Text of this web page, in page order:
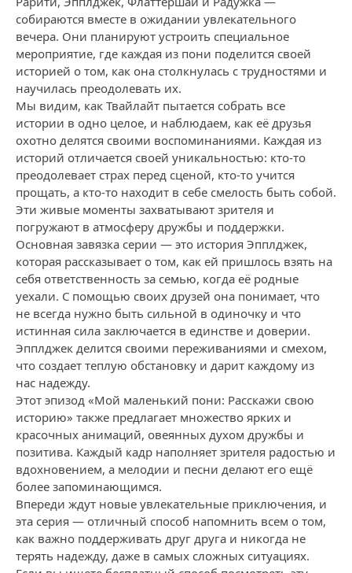
собираются вместе в ожидании увлекательного
вечера. Они планируют устроить специальное
мероприятие, где каждая из пони поделится своей
историей о том, как она столкнулась с трудностями и
научилась преодолевать их.
Мы видим, как Твайлайт пытается собрать все
истории в одно целое, и наблюдаем, как её друзья
охотно делятся своими воспоминаниями. Каждая из
историй отличается своей уникальностью: кто-то
преодолевает страх перед сценой, кто-то учится
прощать, а кто-то находит в себе смелость быть собой.
Эти живые моменты захватывают зрителя и
погружают в атмосферу дружбы и поддержки.
Основная завязка серии — это история Эпплджек,
которая рассказывает о том, как ей пришлось взять на
себя ответственность за семью, когда её родные
уехали. С помощью своих друзей она понимает, что
не всегда нужно быть сильной в одиночку и что
истинная сила заключается в единстве и доверии.
Эпплджек делится своими переживаниями и смехом,
что создает теплую обстановку и дарит каждому из
нас надежду.
Этот эпизод «Мой маленький пони: Расскажи свою
историю» также предлагает множество ярких и
красочных анимаций, овеянных духом дружбы и
позитива. Каждый кадр наполняет зрителя радостью и
вдохновением, а мелодии и песни делают его ещё
более запоминающимся.
Впереди ждут новые увлекательные приключения, и
эта серия — отличный способ напомнить всем о том,
как важно поддерживать друг друга и никогда не
терять надежду, даже в самых сложных ситуациях.